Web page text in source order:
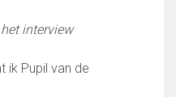
interview
ik Pupil van de